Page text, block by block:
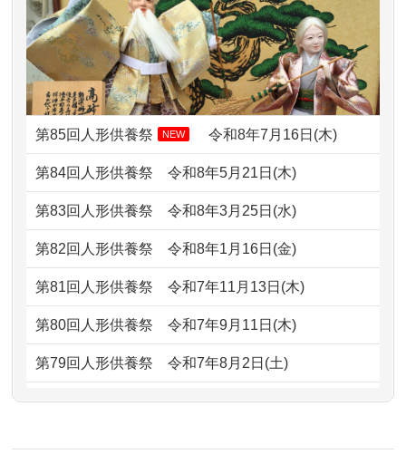
2026/07/08誰も住んでいない実家の片付けを始め
ました。 ...
2026/07/069年間自由が丘店を見守ってくれてあり
がとう。
2026/07/05しっかりとお人形たちの供養をしてい
ただけると...
2026/06/30 長年大事にしてきた雛人形です、供養
していただ...
2026/06/29ガラスケースのまま引き取ってくださ
子どもの頃、妹と一緒にお雛様を出し
ました。お...
ので、お願...
2024/01/13お雛様のセットを供養・処分したいの
ですが、お雛様とお内裏様だ...
2024/01/13供養申込みの後、供養祭までお人形は
どうなってるのですか？
2024/01/13会社のようですが、きちんと供養して
供養が終わったお人形以外はどうして
るのですか？
しょうか？
第85回人形供養祭 NEW 令和8年7月16日(木)
第84回人形供養祭令和8年5月21日(木)
第83回人形供養祭令和8年3月25日(水)
第82回人形供養祭令和8年1月16日(金)
第81回人形供養祭令和7年11月13日(木)
第80回人形供養祭令和7年9月11日(木)
第79回人形供養祭令和7年8月2日(土)
第78回人形供養祭令和7年6月20日(金)